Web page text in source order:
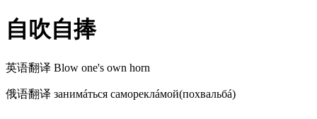
自吹自捧
英语翻译 Blow one's own horn
俄语翻译 занимáться самореклáмой(похвальбá)